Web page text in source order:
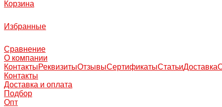
Корзина
Избранные
Сравнение
О компании
КонтактыРеквизитыОтзывыСертификатыСтатьиДоставка
Контакты
Доставка и оплата
Подбор
Опт